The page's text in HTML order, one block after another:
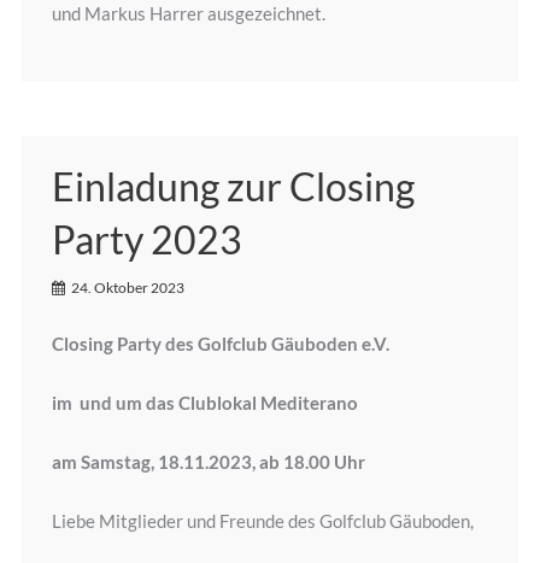
und Markus Harrer ausgezeichnet.
Einladung zur Closing
Party 2023
24. Oktober 2023
Closing Party des Golfclub Gäuboden e.V.
im und um das Clublokal Mediterano
am Samstag, 18.11.2023, ab 18.00 Uhr
Liebe Mitglieder und Freunde des Golfclub Gäuboden,